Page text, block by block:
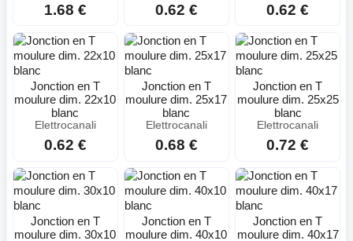
1.68 € 0.62 € 0.62 €
Jonction en T
moulure dim. 22x10
blanc
Elettrocanali
0.62 €
Jonction en T
moulure dim. 25x17
blanc
Elettrocanali
0.68 €
Jonction en T
moulure dim. 25x25
blanc
Elettrocanali
0.72 €
Jonction en T
moulure dim. 30x10
Jonction en T
moulure dim. 40x10
Jonction en T
moulure dim. 40x17